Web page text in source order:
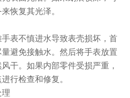
恢复其光泽。
不慎进水导致表壳损坏，首
避免接触水。然后将手表放置
干。如果内部零件受损严重，
行检查和修复。